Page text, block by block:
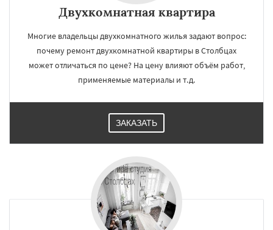
Двухкомнатная квартира
Многие владельцы двухкомнатного жилья задают вопрос:
почему ремонт двухкомнатной квартиры в Столбцах
может отличаться по цене? На цену влияют объём работ,
применяемые материалы и т.д.
ЗАКАЗАТЬ